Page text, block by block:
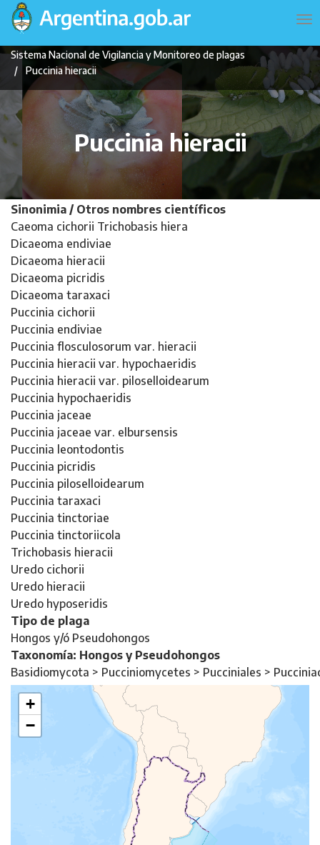
Pasar
contenido
principal
Navegación
principal
Sistema Nacional de Vigilancia y Monitoreo de plagas
Puccinia hieracii
Puccinia hieracii
Sinonimia / Otros nombres científicos
Caeoma cichorii Trichobasis hiera
Dicaeoma endiviae
Dicaeoma hieracii
Dicaeoma picridis
Dicaeoma taraxaci
Puccinia cichorii
Puccinia endiviae
Puccinia flosculosorum var. hieracii
Puccinia hieracii var. hypochaeridis
Puccinia hieracii var. piloselloidearum
Puccinia hypochaeridis
Puccinia jaceae
Puccinia jaceae var. elbursensis
Puccinia leontodontis
Puccinia picridis
Puccinia piloselloidearum
Puccinia taraxaci
Puccinia tinctoriae
Puccinia tinctoriicola
Trichobasis hieracii
Uredo cichorii
Uredo hieracii
Uredo hyposeridis
Tipo de plaga
Hongos y/ó Pseudohongos
Taxonomía: Hongos y Pseudohongos
Basidiomycota > Pucciniomycetes > Pucciniales >
+
−